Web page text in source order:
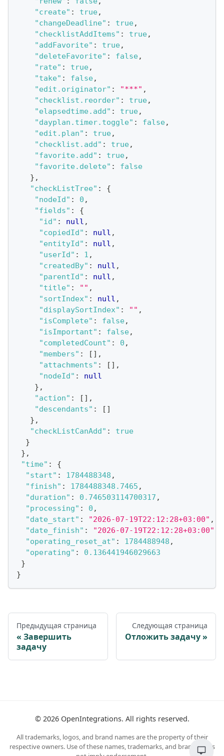
"create" : true,
"changeDeadline" : true,
"checklistAddItems" : true,
"addFavorite" : true,
"deleteFavorite" : false,
"rate" : true,
"take" : false,
"edit.originator" : "***" ,
"checklist.reorder" : true,
"elapsedtime.add" : true,
"dayplan.timer.toggle" : false,
"edit.plan" : true,
"checklist.add" : true,
"favorite.add" : true,
"favorite.delete" :
false
} ,
"checkListTree" :
{
"nodeId" : 0 ,
"fields" :
{
"id" : null ,
"copiedId" : null ,
"entityId" : null ,
"userId" : 1 ,
"createdBy" : null ,
"parentId" : null ,
"title" : "" ,
"sortIndex" : null ,
"displaySortIndex" : "" ,
"isComplete" : false,
"isImportant" : false,
"completedCount" : 0 ,
"members" : [ ] ,
"attachments" : [ ] ,
"nodeId" :
null
} ,
"action" : [ ] ,
"descendants" : [ ]
} ,
"checkListCanAdd" :
true
}
} ,
"time" :
{
"start" : 1784488348 ,
"finish" : 1784488348.7465 ,
"duration" : 0.746503114700317 ,
"processing" : 0 ,
"date_start" : "2026-07-19T22:12:28+03:00" ,
"date_finish" : "2026-07-19T22:12:28+03:00"
"operating_reset_at" : 1784488948 ,
"operating" :
0.136441946029663
}
}
Предыдущая страница
Завершить
задачу
Следующая страница
Отложить задачу
© 2026OpenIntegrations. All rights reserved.
All trademarks, logos, and brand names are the property of their
respective owners. Use of these names, trademarks, and brands does